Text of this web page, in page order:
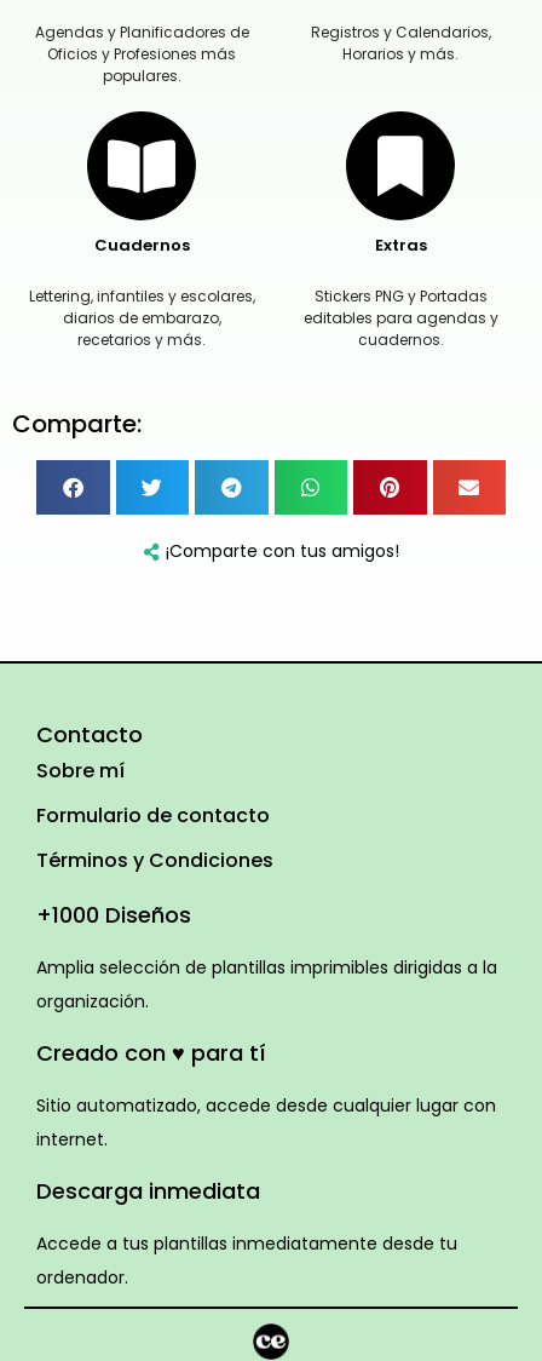
Agendas y Planificadores de
Oficios y Profesiones más
populares.
Registros y Calendarios,
Horarios y más.
Cuadernos
Lettering, infantiles y escolares,
diarios de embarazo,
recetarios y más.
Extras
Stickers PNG y Portadas
editables para agendas y
cuadernos.
Comparte:
¡Comparte con tus amigos!
Contacto
Sobre mí
Formulario de contacto
Términos y Condiciones
+1000 Diseños
Amplia selección de plantillas imprimibles dirigidas a la
organización.
Creado con ♥ para tí
Sitio automatizado, accede desde cualquier lugar con
internet.
Descarga inmediata
Accede a tus plantillas inmediatamente desde tu
ordenador.